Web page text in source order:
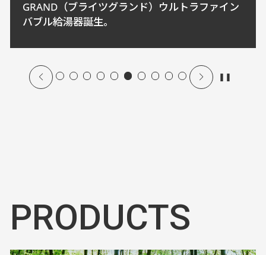
GRAND（ブライツグランド）ウルトラファイン
バブル給湯器誕生。
PRODUCTS